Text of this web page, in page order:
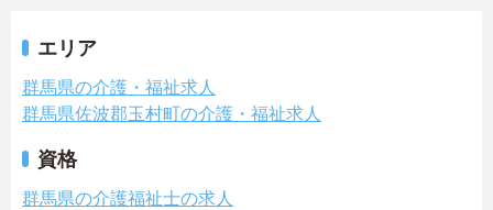
エリア
群馬県の介護・福祉求人
群馬県佐波郡玉村町の介護・福祉求人
資格
群馬県の介護福祉士の求人